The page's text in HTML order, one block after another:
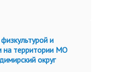
и
на территории МО
округ